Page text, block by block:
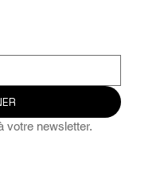
votre newsletter.